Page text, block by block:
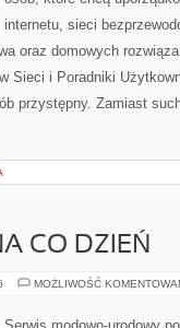
internetu, sieci
oraz domowych
Sieci i Poradniki
przystępny. Zamiast
CO DZIEŃ
MOŻLIWOŚĆ